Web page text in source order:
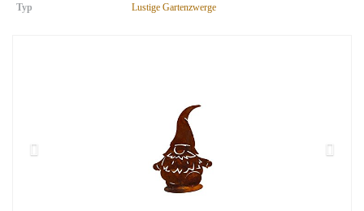
Typ
Lustige Gartenzwerge